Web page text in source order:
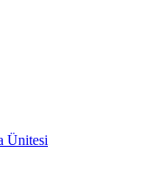
Ünitesi